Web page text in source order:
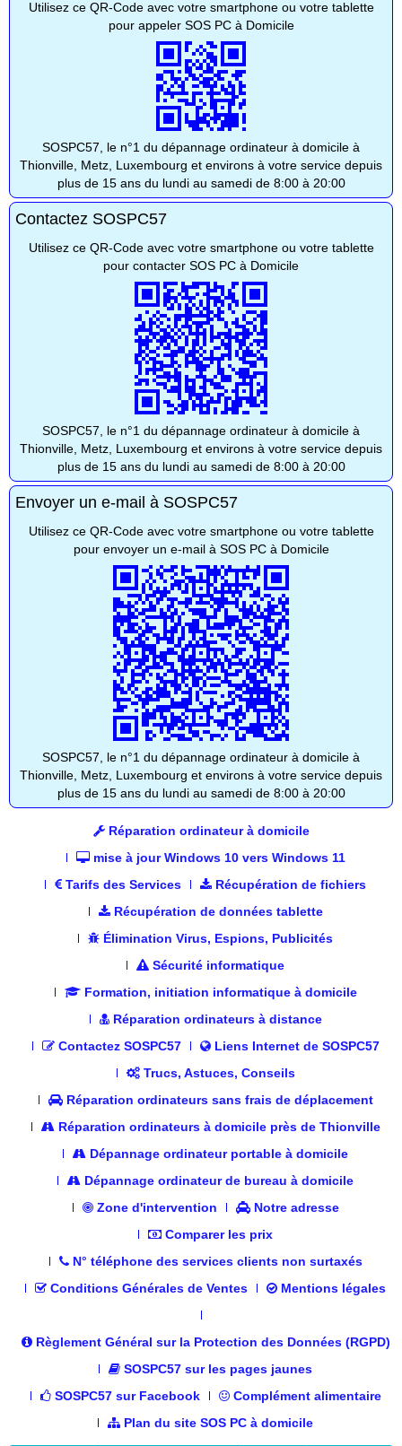
Utilisez ce QR-Code avec votre smartphone ou votre tablette
pour appeler SOS PC à Domicile
SOSPC57, le n°1 du dépannage ordinateur à domicile à
Thionville, Metz, Luxembourg et environs à votre service depuis
plus de 15 ans du lundi au samedi de 8:00 à 20:00
Contactez SOSPC57
Utilisez ce QR-Code avec votre smartphone ou votre tablette
pour contacter SOS PC à Domicile
SOSPC57, le n°1 du dépannage ordinateur à domicile à
Thionville, Metz, Luxembourg et environs à votre service depuis
plus de 15 ans du lundi au samedi de 8:00 à 20:00
Envoyer un e-mail à SOSPC57
Utilisez ce QR-Code avec votre smartphone ou votre tablette
pour envoyer un e-mail à SOS PC à Domicile
SOSPC57, le n°1 du dépannage ordinateur à domicile à
Thionville, Metz, Luxembourg et environs à votre service depuis
plus de 15 ans du lundi au samedi de 8:00 à 20:00
Réparation ordinateur à domicile
mise à jour Windows 10 vers Windows 11
Tarifs des Services
Récupération de fichiers
Récupération de données tablette
Élimination Virus, Espions, Publicités
Sécurité informatique
Formation, initiation informatique à domicile
Réparation ordinateurs à distance
Contactez SOSPC57
Liens Internet de SOSPC57
Trucs, Astuces, Conseils
Réparation ordinateurs sans frais de déplacement
Réparation ordinateurs à domicile près de Thionville
Dépannage ordinateur portable à domicile
Dépannage ordinateur de bureau à domicile
Zone d'intervention
Notre adresse
Comparer les prix
N° téléphone des services clients non surtaxés
Conditions Générales de Ventes
Mentions légales
Règlement Général sur la Protection des Données (RGPD)
SOSPC57 sur les pages jaunes
SOSPC57 sur Facebook
Complément alimentaire
Plan du site SOS PC à domicile